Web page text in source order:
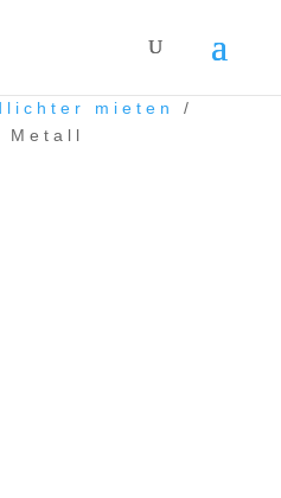
mieten
/
Metall